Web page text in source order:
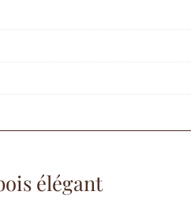
élégant